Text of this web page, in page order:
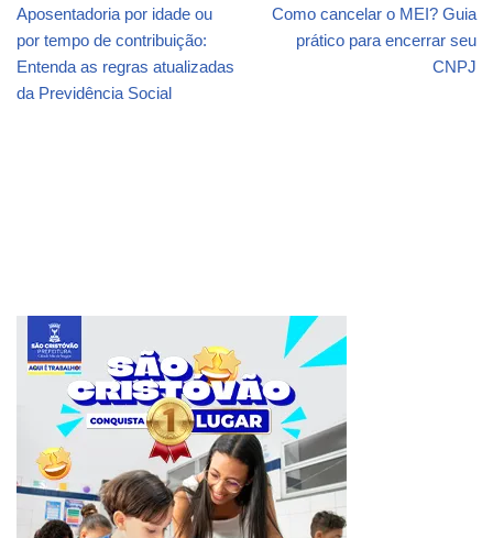
Aposentadoria por idade ou
por tempo de contribuição:
Entenda as regras atualizadas
da Previdência Social
Como cancelar o MEI? Guia
prático para encerrar seu
CNPJ